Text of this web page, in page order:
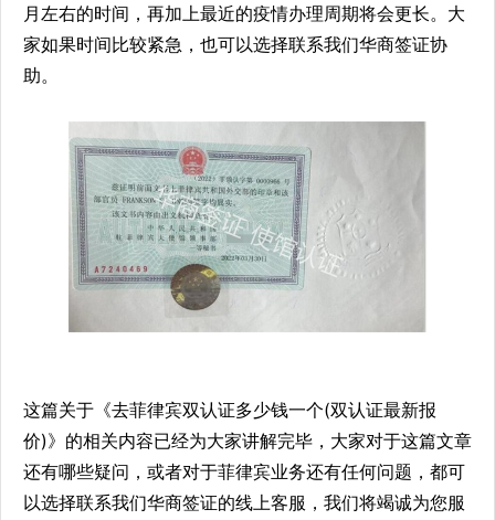
月左右的时间，再加上最近的疫情办理周期将会更长。大
家如果时间比较紧急，也可以选择联系我们华商签证协
助。
这篇关于《去菲律宾双认证多少钱一个(双认证最新报
价)》的相关内容已经为大家讲解完毕，大家对于这篇文章
还有哪些疑问，或者对于菲律宾业务还有任何问题，都可
以选择联系我们华商签证的线上客服，我们将竭诚为您服